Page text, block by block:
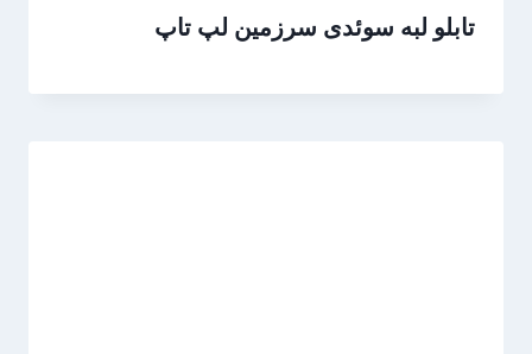
تابلو لبه سوئدی سرزمین لپ تاپ